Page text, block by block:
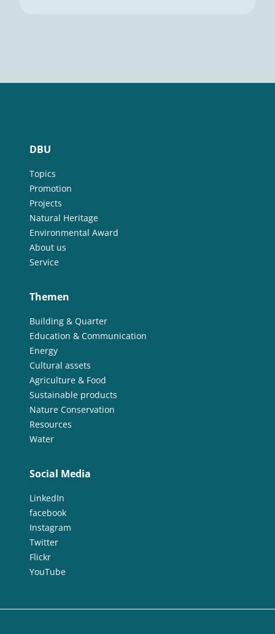
DBU
Topics
Promotion
Projects
Natural Heritage
Environmental Award
About us
Service
Themen
Building & Quarter
Education & Communication
Energy
Cultural assets
Agriculture & Food
Sustainable products
Nature Conservation
Resources
Water
Social Media
LinkedIn
facebook
Instagram
Twitter
Flickr
YouTube